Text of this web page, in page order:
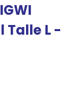
Talle L -